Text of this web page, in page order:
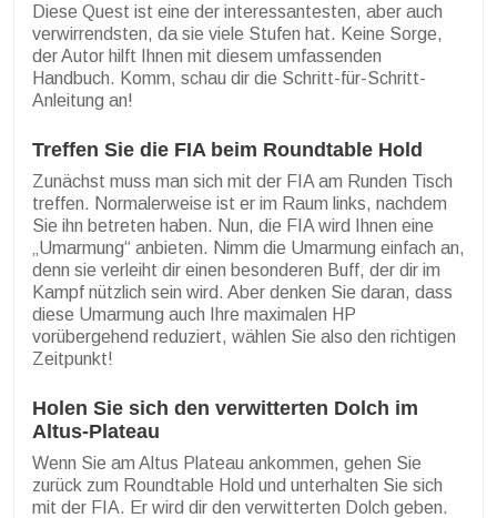
Diese Quest ist eine der interessantesten, aber auch
verwirrendsten, da sie viele Stufen hat. Keine Sorge,
der Autor hilft Ihnen mit diesem umfassenden
Handbuch. Komm, schau dir die Schritt-für-Schritt-
Anleitung an!
Treffen Sie die FIA beim Roundtable Hold
Zunächst muss man sich mit der FIA am Runden Tisch
treffen. Normalerweise ist er im Raum links, nachdem
Sie ihn betreten haben. Nun, die FIA wird Ihnen eine
„Umarmung“ anbieten. Nimm die Umarmung einfach an,
denn sie verleiht dir einen besonderen Buff, der dir im
Kampf nützlich sein wird. Aber denken Sie daran, dass
diese Umarmung auch Ihre maximalen HP
vorübergehend reduziert, wählen Sie also den richtigen
Zeitpunkt!
Holen Sie sich den verwitterten Dolch im
Altus-Plateau
Wenn Sie am Altus Plateau ankommen, gehen Sie
zurück zum Roundtable Hold und unterhalten Sie sich
mit der FIA. Er wird dir den verwitterten Dolch geben.